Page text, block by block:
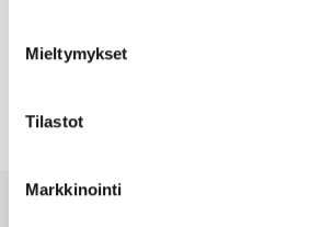
Mieltymykset
Tilastot
Markkinointi